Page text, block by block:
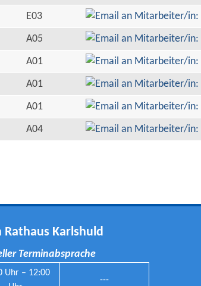
E03
A05
A01
A01
A01
A04
Karlshuld
Terminabsprache
Uhr – 12:00
---